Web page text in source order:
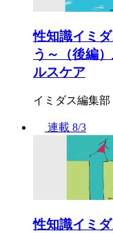
性知識イミ
う～（後編
ルスケア
イミダス編集部
連載 8/3
性知識イミ